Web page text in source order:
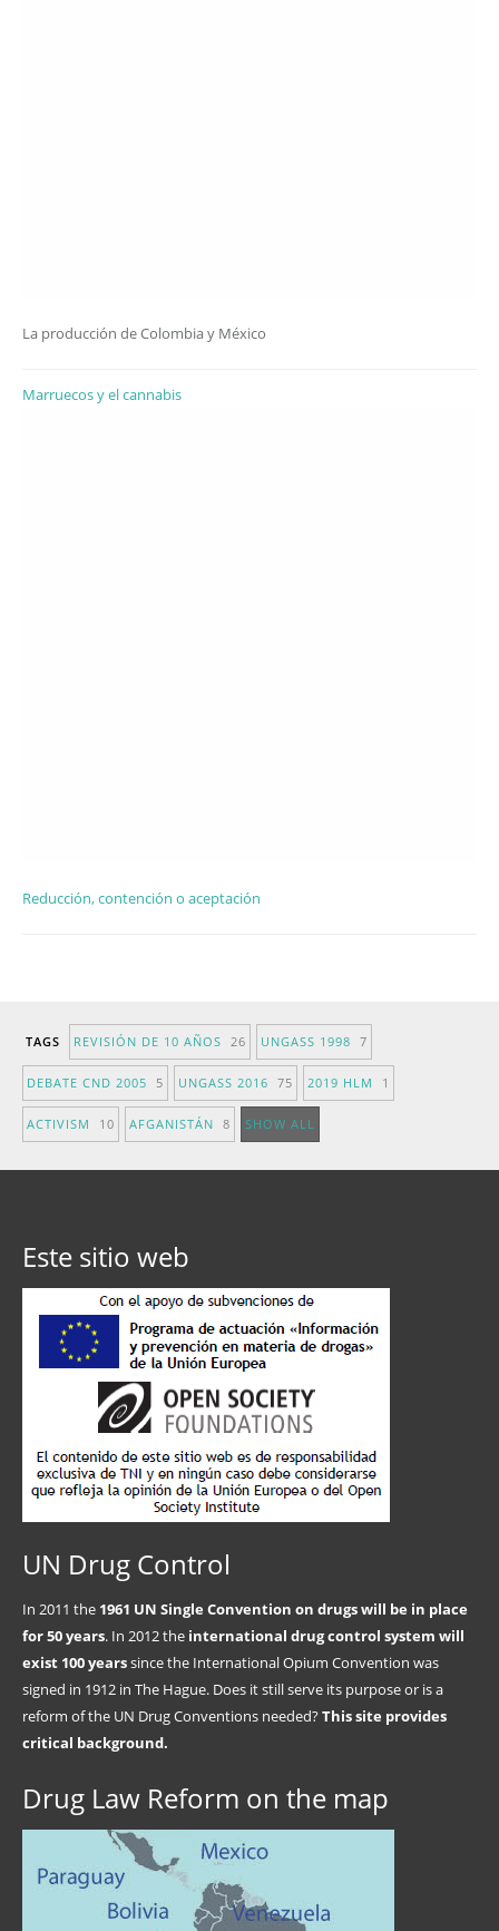
La producción de Colombia y México
Marruecos y el cannabis
Reducción, contención o aceptación
TAGS REVISIÓN DE 10 AÑOS 26 UNGASS 1998 7
DEBATE CND 2005 5 UNGASS 2016 75 2019 HLM 1
ACTIVISM 10 AFGANISTÁN 8 SHOW ALL
Este sitio web
UN Drug Control
In 2011 the 1961 UN Single Convention on drugs will be in place
for 50 years. In 2012 the international drug control system will
exist 100 yearssince the International Opium Convention was
signed in 1912 in The Hague. Does it still serve its purpose or is a
reform of the UN Drug Conventions needed?This site provides
critical background.
Drug Law Reform on the map